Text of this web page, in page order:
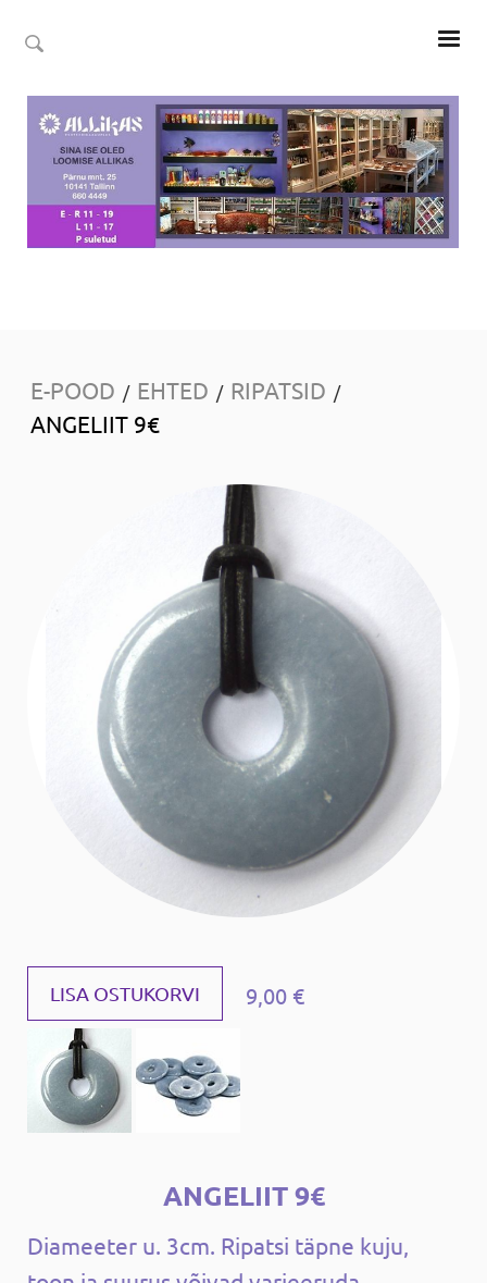
E-POOD / EHTED / RIPATSID /
ANGELIIT 9€
LISA OSTUKORVI 9,00 €
ANGELIIT 9€
Diameeter u. 3cm. Ripatsi täpne kuju,